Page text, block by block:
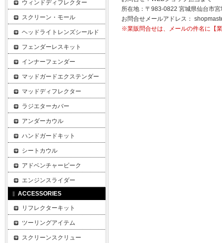
所在地：〒983-0822 宮城県仙台市
お問合せメールアドレス：
※業販問合せは、メールの件名に【
ウィンドディフレクター
スクリーン・モール
ヘッドライトレンズシールド
フェンダーレスキット
インナーフェンダー
マッドガードエクステンダー
マッドディフレクター
ラジエターカバー
アンダーカウル
ハンドガードキット
シートカウル
アドベンチャービーク
エンジンスライダー
ACCESSORIES
リフレクターキット
ツーリングアイテム
スクリーンスクリュー